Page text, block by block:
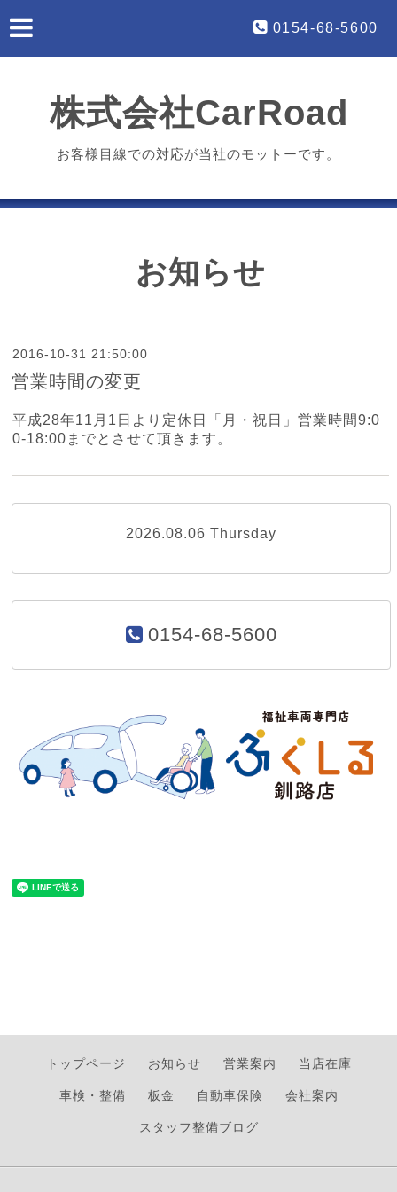
0154-68-5600
株式会社CarRoad
お客様目線での対応が当社のモットーです。
お知らせ
2016-10-31 21:50:00
営業時間の変更
平成28年11月1日より定休日「月・祝日」営業時間9:0
0-18:00までとさせて頂きます。
2026.08.06 Thursday
0154-68-5600
トップページ お知らせ 営業案内 当店在庫
車検・整備 板金 自動車保険 会社案内
スタッフ整備ブログ